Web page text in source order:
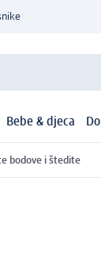
Bebe & djeca
bodove i štedite